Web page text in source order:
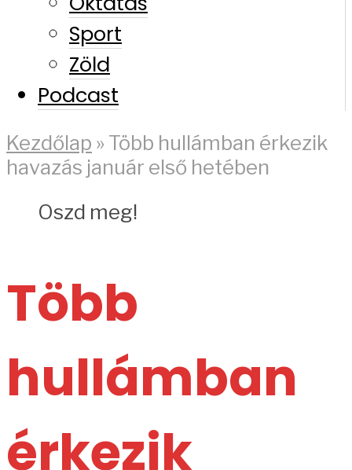
Sport
Zöld
Podcast
Kezdőlap » Több hullámban érkezik
havazás január első hetében
Oszd meg!
Több
hullámban
érkezik